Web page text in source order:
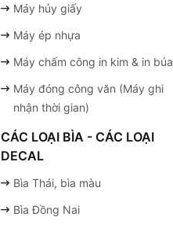
Máy hủy giấy
Máy ép nhựa
Máy chấm công in kim & in búa
Máy đóng công văn (Máy ghi
nhận thời gian)
CÁC LOẠI BÌA - CÁC LOẠI
DECAL
Bìa Thái, bìa màu
Bìa Đồng Nai